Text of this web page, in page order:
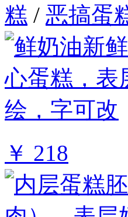
糕 / 恶搞蛋
￥ 218